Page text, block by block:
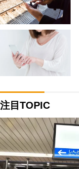
注目TOPIC